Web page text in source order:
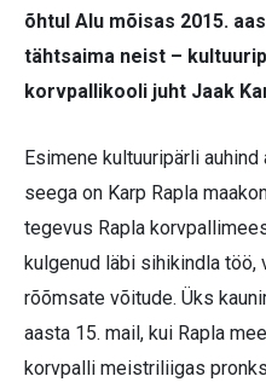
õhtul Alu mõisas 2015.
tähtsaima neist –
korvpallikooli juht Jaak
Esimene kultuuripärli
seega on Karp Rapla
tegevus Rapla
kulgenud läbi sihikindla töö,
rõõmsate võitude. Üks
aasta 15. mail, kui Rapla
korvpalli meistriliigas